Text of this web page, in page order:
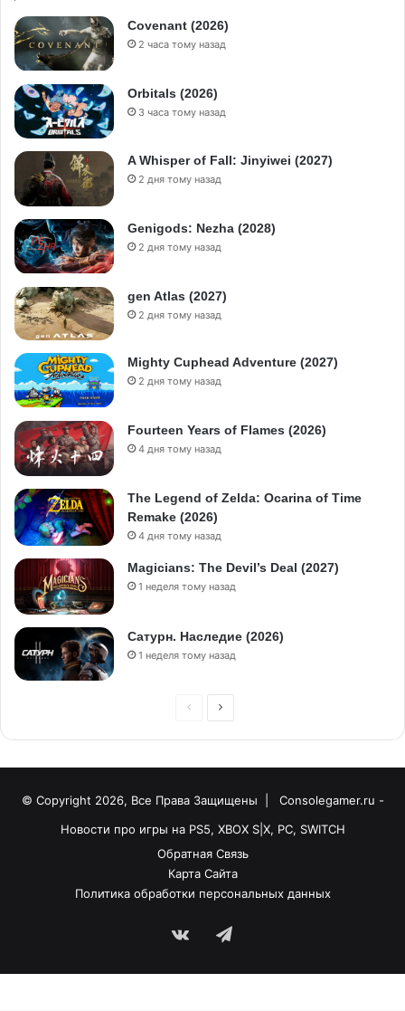
Covenant (2026)
2 часа тому назад
Orbitals (2026)
3 часа тому назад
A Whisper of Fall: Jinyiwei (2027)
2 дня тому назад
Genigods: Nezha (2028)
2 дня тому назад
gen Atlas (2027)
2 дня тому назад
Mighty Cuphead Adventure (2027)
2 дня тому назад
Fourteen Years of Flames (2026)
4 дня тому назад
The Legend of Zelda: Ocarina of Time
Remake (2026)
4 дня тому назад
Magicians: The Devil’s Deal (2027)
1 неделя тому назад
Сатурн. Наследие (2026)
1 неделя тому назад
© Copyright 2026, Все Права Защищены |
Consolegamer.ru -
Новости про игры на PS5, XBOX S|X, PC, SWITCH
Обратная Связь
Карта Сайта
Политика обработки персональных данных